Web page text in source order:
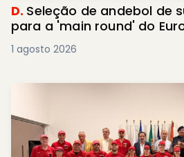
D. Seleção de andebol de
para a 'main round' do
1 agosto 2026